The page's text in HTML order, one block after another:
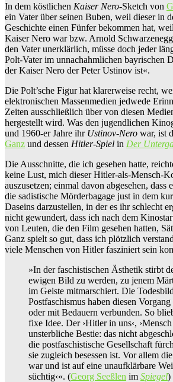
In dem köstlichen Kaiser Nero-Sketch von
ein Vater über seinen Buben, weil dieser in
Geschichte einen Fünfer bekommen hat,
Kaiser Nero war bzw. Arnold
den Vater unerklärlich, müsse doch jeder
Polt-Vater im unnachahmlichen bayrischen
der Kaiser Nero der Peter Ustinov ist«.
Die Polt’sche Figur hat klarerweise recht,
elektronischen Massenmedien jedwede
Zeiten ausschließlich über von diesen
hergestellt wird. Was den jugendlichen
und 1960-er Jahre ihr Ustinov-Nero war, ist
Ganz und dessen Hitler-Spiel in Der
Die Ausschnitte, die ich gesehen hatte,
keine Lust, mich dieser Hitler-als-Mensch-
auszusetzen; einmal davon abgesehen, dass
die sadistische Mörderbagage just in dem
Daseins darzustellen, in der es ihr schlecht
nicht gewundert, dass ich nach dem
von Leuten, die den Film gesehen hatten,
Ganz spielt so gut, dass ich plötzlich
viele Menschen von Hitler fasziniert sein
»In der faschistischen Ästhetik stirbt
ewigen Bild zu werden, zu jenem
im Geiste mitmarschiert. Die
Postfaschismus haben diesen
oder mit Bedauern verbunden. So
fixe Idee. Der ›Hitler in uns‹,
unsterbliche Bestie: das nicht
die postfaschistische Gesellschaft
sie zugleich besessen ist. Vor allem
war und ist auf eine unaufklärbare
süchtig‹«. (Georg Seeßlen im Spiegel)